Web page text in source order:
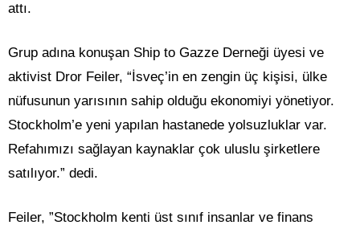
attı.
Grup adına konuşan Ship to Gazze Derneği üyesi ve
aktivist Dror Feiler, “İsveç’in en zengin üç kişisi, ülke
nüfusunun yarısının sahip olduğu ekonomiyi yönetiyor.
Stockholm’e yeni yapılan hastanede yolsuzluklar var.
Refahımızı sağlayan kaynaklar çok uluslu şirketlere
satılıyor.” dedi.
Feiler, ”Stockholm kenti üst sınıf insanlar ve finans